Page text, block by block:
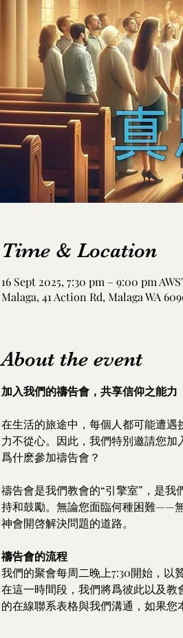
Time & Location
16 Sept 2025, 7:30 pm – 9:00 pm
Malaga, 41 Action Rd, Malaga WA
About the event
加入我們的禱告會，共享信仰之能力
在生活的旅途中，每個人都可能遭
力不從心。因此，我們特別邀請您加
爲什麽參加禱告會？
禱告會是我們教會的“引擎室”，是
持和鼓勵。無論您面臨何種困難——
神會開啓解決問題的道路。
禱告會的流程
我們的聚會每周二晚上7:30開始，以
在這一時間段，我們將爲彼此以及
的在線聯系表格與我們溝通，如果您